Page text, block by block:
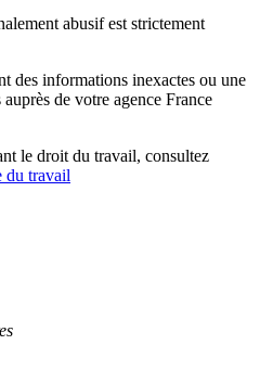
abusif est strictement
des informations inexactes ou une
de votre agence France
le droit du travail, consultez
du travail